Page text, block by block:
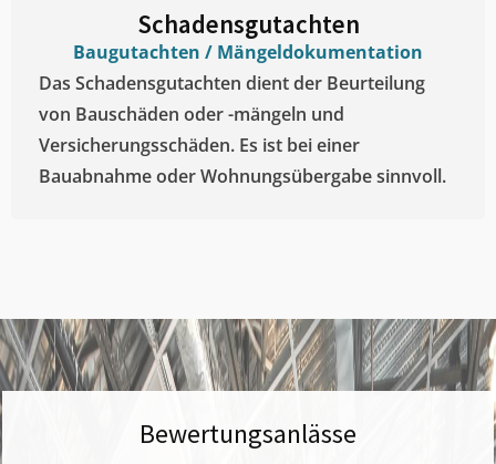
Schadensgutachten
Baugutachten / Mängeldokumentation
Das Schadensgutachten dient der Beurteilung
von Bauschäden oder -mängeln und
Versicherungsschäden. Es ist bei einer
Bauabnahme oder Wohnungsübergabe sinnvoll.
Bewertungsanlässe